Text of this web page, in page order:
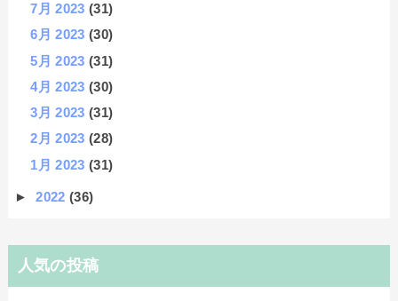
7月 2023(31)
6月 2023(30)
5月 2023(31)
4月 2023(30)
3月 2023(31)
2月 2023(28)
1月 2023(31)
►2022(36)
人気の投稿